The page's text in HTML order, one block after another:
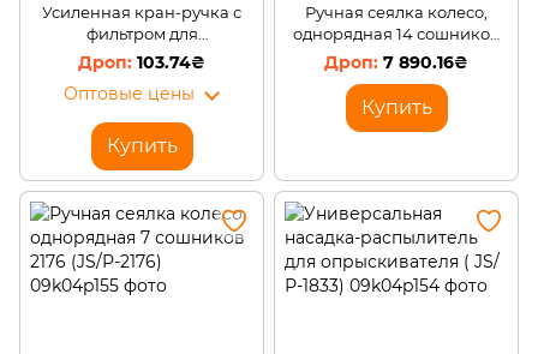
Усиленная кран-ручка с
фильтром для
опрыскивателя 1566 (JS/
103.74₴
Оптовые цены
Купить
Ручная сеялка колесо,
однорядная 14 сошников
2197 ( JS/Р-2197)
7 890.16₴
Купить